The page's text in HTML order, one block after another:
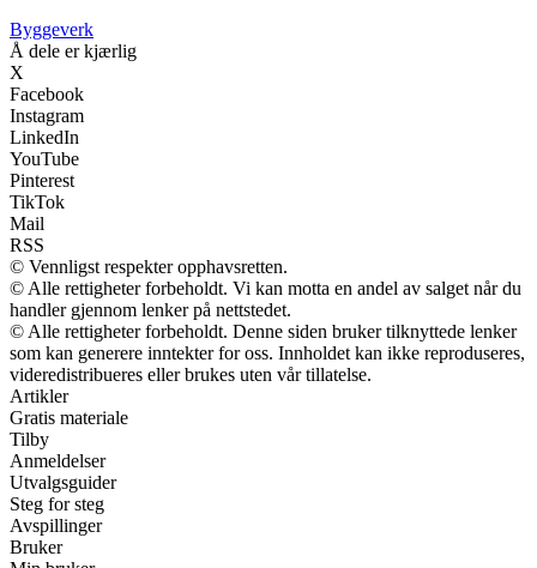
Byggeverk
Å dele er kjærlig
X
Facebook
Instagram
LinkedIn
YouTube
Pinterest
TikTok
Mail
RSS
© Vennligst respekter opphavsretten.
© Alle rettigheter forbeholdt. Vi kan motta en andel av salget når du
handler gjennom lenker på nettstedet.
© Alle rettigheter forbeholdt. Denne siden bruker tilknyttede lenker
som kan generere inntekter for oss. Innholdet kan ikke reproduseres,
videredistribueres eller brukes uten vår tillatelse.
Artikler
Gratis materiale
Tilby
Anmeldelser
Utvalgsguider
Steg for steg
Avspillinger
Bruker